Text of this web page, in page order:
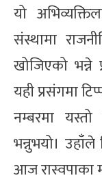
यो
संस्थामा
खोजिएको भन्ने
यही प्रसंगमा
नम्बरमा
भन्नुभयो।
आज रास्वपाका